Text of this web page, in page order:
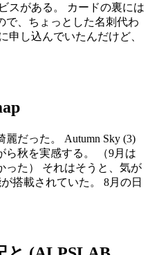
スがある。 カードの裏には
で、ちょっとした名刺代わ
申し込んでいたんだけど、
だった。 Autumn Sky (3)
ら秋を実感する。 （9月は
った） それはそうと、気が
搭載されていた。 8月の日